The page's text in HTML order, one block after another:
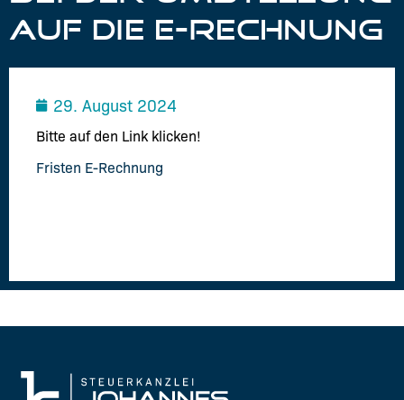
AUF DIE E-RECHNUNG
29. August 2024
Bitte auf den Link klicken!
Fristen E-Rechnung